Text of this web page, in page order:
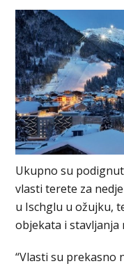
Ukupno su
vlasti terete za
u Ischglu u ožujku,
objekata i stavljanja
“Vlasti su prekasno